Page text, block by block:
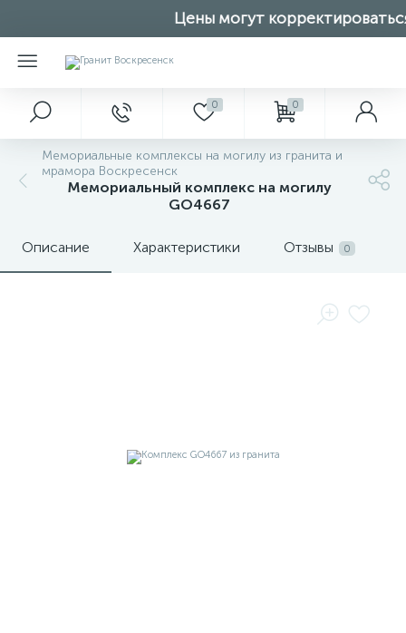
Цены могут
0 0
Мемориальные комплексы на могилу из гранита и
мрамора Воскресенск
Мемориальный комплекс на могилу
GO4667
Описание Характеристики Отзывы 0